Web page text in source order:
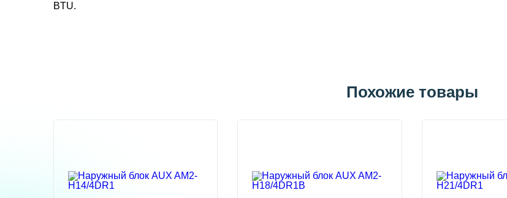
BTU.
Похожие товары